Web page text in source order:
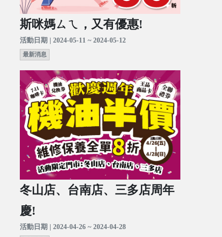
斯咪媽ㄙㄟ，又有優惠!
活動日期 | 2024-05-11 ~ 2024-05-12
最新消息
冬山店、台南店、三多店周年
慶!
活動日期 | 2024-04-26 ~ 2024-04-28